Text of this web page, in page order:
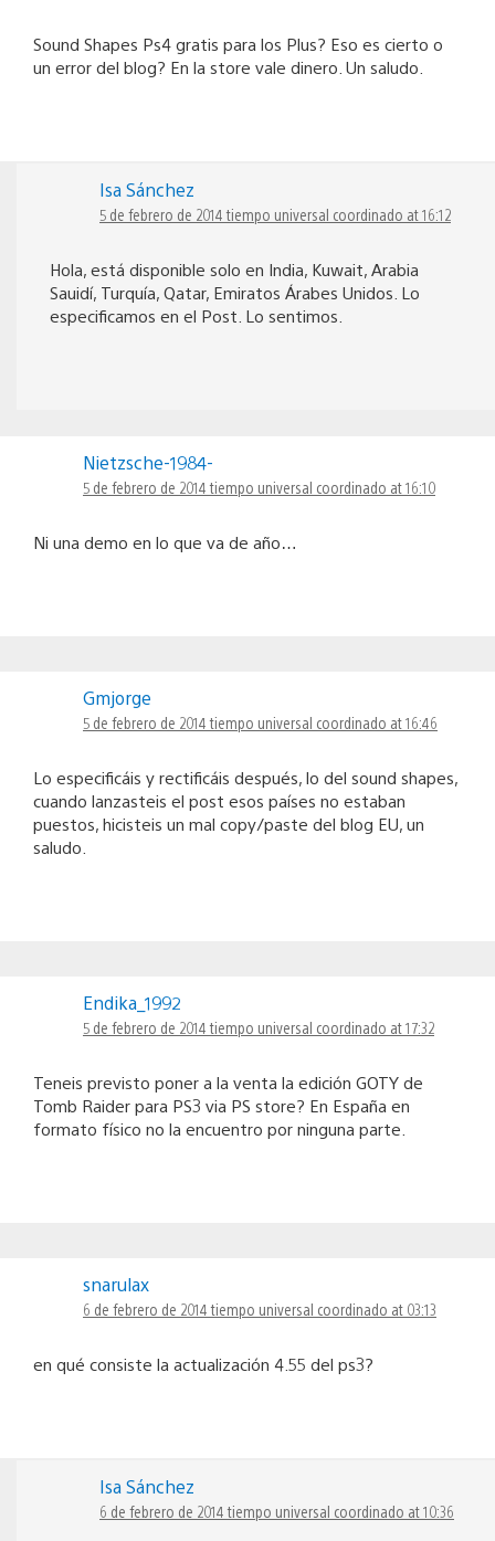
Sound Shapes Ps4 gratis para los Plus? Eso es cierto o
un error del blog? En la store vale dinero. Un saludo.
Isa Sánchez
5 de febrero de 2014 tiempo universal coordinado at 16:12
Hola, está disponible solo en India, Kuwait, Arabia
Sauidí, Turquía, Qatar, Emiratos Árabes Unidos. Lo
especificamos en el Post. Lo sentimos.
Nietzsche-1984-
5 de febrero de 2014 tiempo universal coordinado at 16:10
Ni una demo en lo que va de año…
Gmjorge
5 de febrero de 2014 tiempo universal coordinado at 16:46
Lo especificáis y rectificáis después, lo del sound shapes,
cuando lanzasteis el post esos países no estaban
puestos, hicisteis un mal copy/paste del blog EU, un
saludo.
Endika_1992
5 de febrero de 2014 tiempo universal coordinado at 17:32
Teneis previsto poner a la venta la edición GOTY de
Tomb Raider para PS3 via PS store? En España en
formato físico no la encuentro por ninguna parte.
snarulax
6 de febrero de 2014 tiempo universal coordinado at 03:13
en qué consiste la actualización 4.55 del ps3?
Isa Sánchez
6 de febrero de 2014 tiempo universal coordinado at 10:36